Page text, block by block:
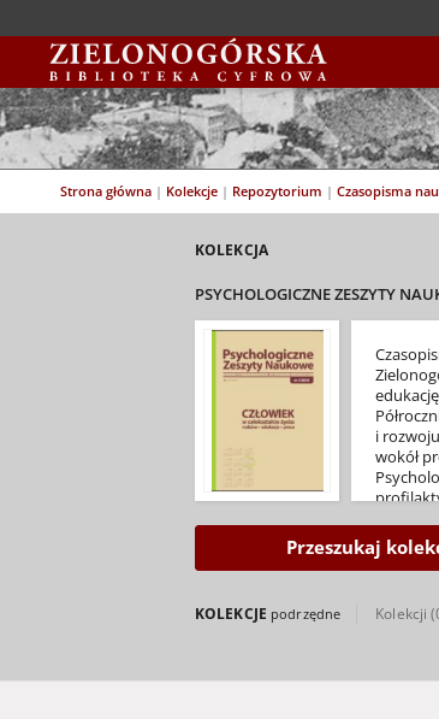
Strona główna | Kolekcje | Repozytorium | Czasopisma
KOLEKCJA
PSYCHOLOGICZNE ZESZYTY
i
wokół
ISSN
Przeszukaj
KOLEKCJE podrzędne Kolekcji